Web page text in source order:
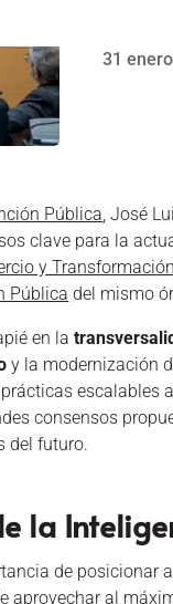
31
Pública, José
clave para la
y
Pública del mismo
en la
y la modernización
escalables
consensos
del futuro.
la
de posicionar
aprovechar al